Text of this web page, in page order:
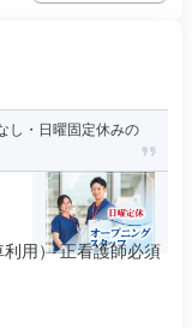
し・日曜固定休みの
用） 正看護師必須